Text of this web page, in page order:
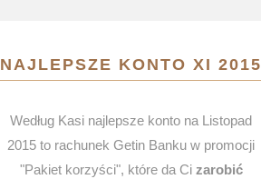
NAJLEPSZE KONTO XI 2015
Według Kasi najlepsze konto na Listopad
2015 to rachunek Getin Banku w promocji
"Pakiet korzyści", które da Ci zarobić